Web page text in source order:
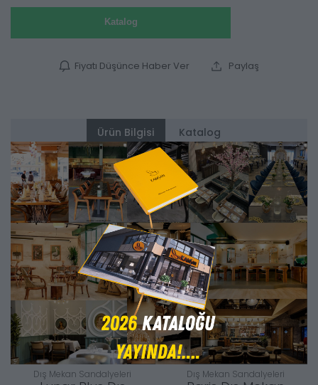
Katalog
Fiyatı Düşünce Haber Ver Paylaş
Ürün Bilgisi Katalog
Alternatifler
Dış Mekan Sandalyeleri Dış Mekan Sandalyeleri